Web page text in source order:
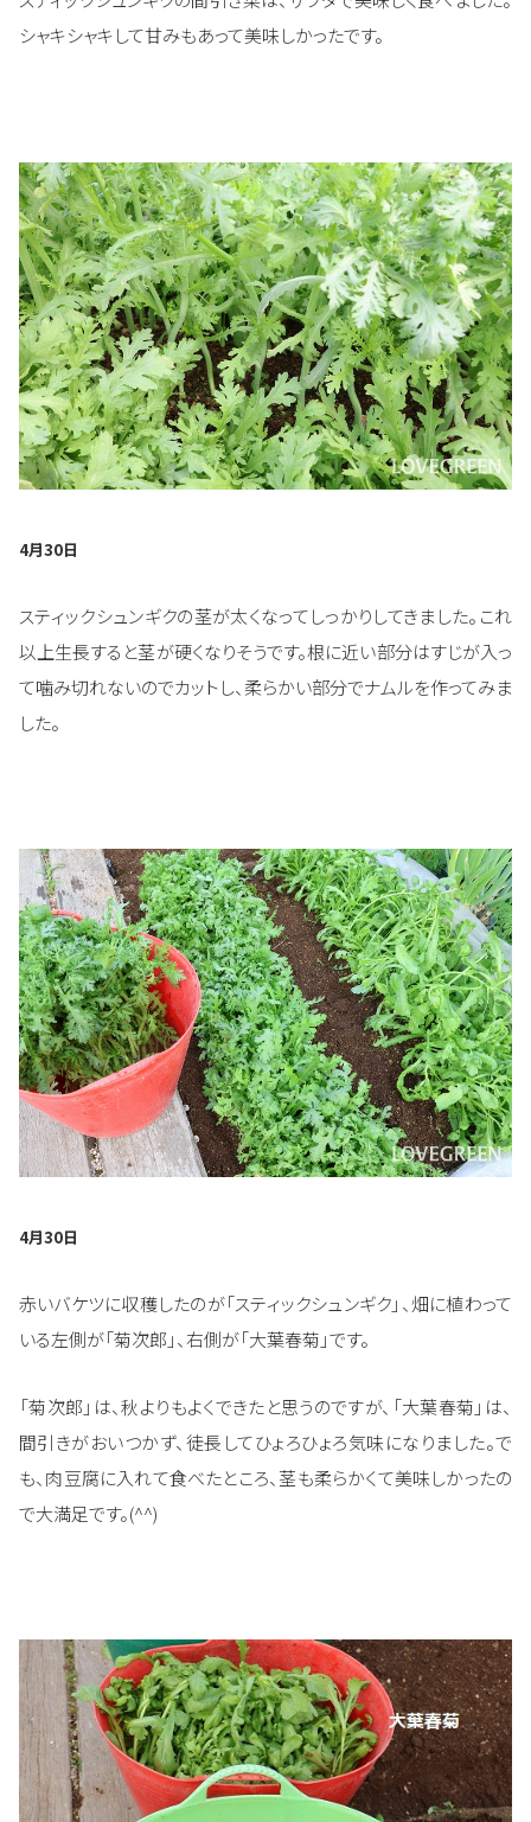
シャキシャキして甘みもあって美味しかったです。
4月30日
スティックシュンギクの茎が太くなってしっかりしてきました。これ
以上生長すると茎が硬くなりそうです。根に近い部分はすじが入っ
て噛み切れないのでカットし、柔らかい部分でナムルを作ってみま
した。
4月30日
赤いバケツに収穫したのが「スティックシュンギク」、畑に植わって
いる左側が「菊次郎」、右側が「大葉春菊」です。
「菊次郎」は、秋よりもよくできたと思うのですが、「大葉春菊」は、
間引きがおいつかず、徒長してひょろひょろ気味になりました。で
も、肉豆腐に入れて食べたところ、茎も柔らかくて美味しかったの
で大満足です。(^^)